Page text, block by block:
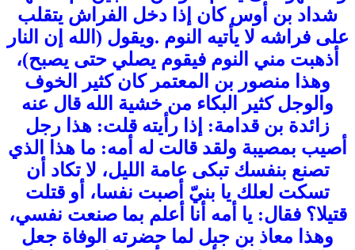
شداد بن أوس كان إذا دخل الفراش يتقلب
على فراشه لا يأتيه النوم .ويقول (الله إن النار
أذهبت مني النوم فيقوم يصلي حتى يصبح)،
وهذا منصور بن المعتمر كان كثير الخوف
والوجل كثير البكاء من خشية الله قال عنه
زائدة بن قدامة: إذا رأيته قلت: هذا رجل
أصيب بمصيبة ولقد قالت له أمه: ما هذا الذي
تصنع بنفسك تبكى عامة الليل، لا تكاد أن
تسكت لعلك يا بنيّ أصبت نفسا، أو قتلت
قتيلا؟ فقال: يا أمه أنا أعلم بما صنعت نفسي،
وهذا معاذ بن جبل لما حضرته الوفاة جعل